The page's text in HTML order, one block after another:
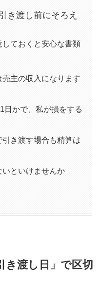
き渡し前にそろえ
ておくと安心な書類
主の収入になります
日かで、私が損をする
き渡す場合も精算は
といけませんか
き渡し日」で区切